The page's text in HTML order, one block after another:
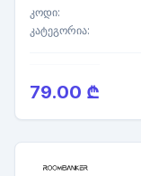
კოდი:
კატეგორია:
79.00 ₾